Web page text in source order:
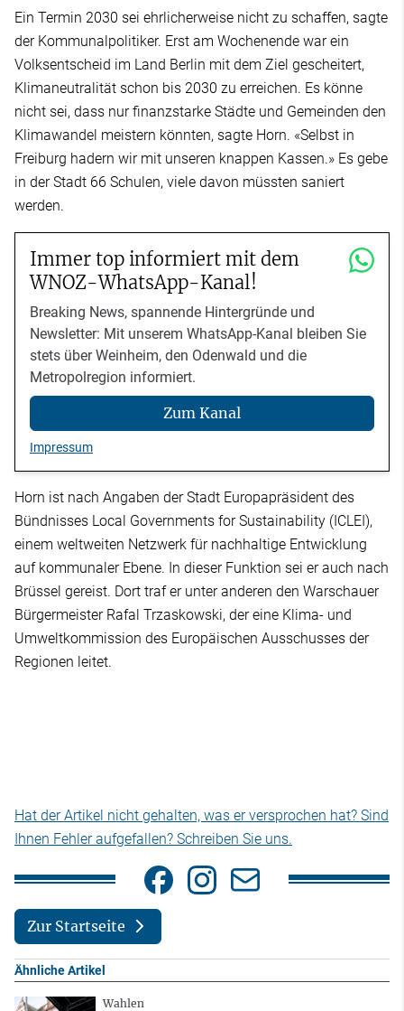
Ein Termin 2030 sei ehrlicherweise nicht zu schaffen, sagte
der Kommunalpolitiker. Erst am Wochenende war ein
Volksentscheid im Land Berlin mit dem Ziel gescheitert,
Klimaneutralität schon bis 2030 zu erreichen. Es könne
nicht sei, dass nur finanzstarke Städte und Gemeinden den
Klimawandel meistern könnten, sagte Horn. «Selbst in
Freiburg hadern wir mit unseren knappen Kassen.» Es gebe
in der Stadt 66 Schulen, viele davon müssten saniert
werden.
Immer top informiert mit dem
WNOZ-WhatsApp-Kanal!
Breaking News, spannende Hintergründe und
Newsletter: Mit unserem WhatsApp-Kanal bleiben Sie
stets über Weinheim, den Odenwald und die
Metropolregion informiert.
Zum Kanal
Impressum
Horn ist nach Angaben der Stadt Europapräsident des
Bündnisses Local Governments for Sustainability (ICLEI),
einem weltweiten Netzwerk für nachhaltige Entwicklung
auf kommunaler Ebene. In dieser Funktion sei er auch nach
Brüssel gereist. Dort traf er unter anderen den Warschauer
Bürgermeister Rafal Trzaskowski, der eine Klima- und
Umweltkommission des Europäischen Ausschusses der
Regionen leitet.
Hat der Artikel nicht gehalten, was er versprochen hat? Sind
Ihnen Fehler aufgefallen? Schreiben Sie uns.
Zur Startseite
Ähnliche Artikel
Wahlen